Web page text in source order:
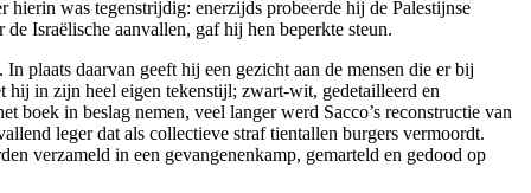
was tegenstrijdig: enerzijds probeerde hij de Palestijnse
Israëlische aanvallen, gaf hij hen beperkte steun.
plaats daarvan geeft hij een gezicht aan de mensen die er bij
hij in zijn heel eigen tekenstijl; zwart-wit, gedetailleerd en
boek in beslag nemen, veel langer werd Sacco’s reconstructie van
leger dat als collectieve straf tientallen burgers vermoordt.
verzameld in een gevangenenkamp, gemarteld en gedood op